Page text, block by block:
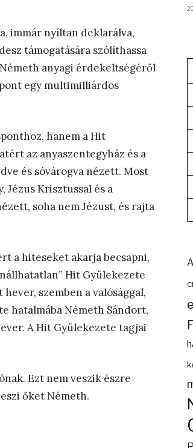
immár nyíltan deklarálva,
támogatására szólíthassa
anyagi érdekeltségéről
egy multimilliárdos
hanem a Hit
az anyaszentegyház és a
és sóvárogva nézett. Most
Jézus Krisztussal és a
soha nem Jézust, és rajta
a hiteseket akarja becsapni,
Hit Gyülekezete
szemben a valósággal,
hatalmába Németh Sándort,
A Hit Gyülekezete tagjai
Ezt nem veszik észre
őket Németh.